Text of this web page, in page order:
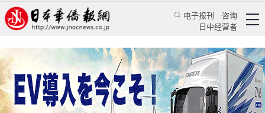
电子报刊
咨询
日中经营者